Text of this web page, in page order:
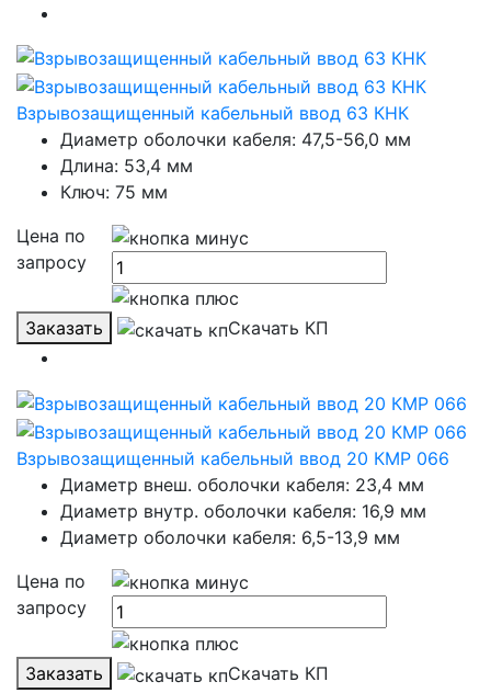
Взрывозащищенный кабельный ввод 63 КНК
Диаметр оболочки кабеля: 47,5-56,0 мм
Длина: 53,4 мм
Ключ: 75 мм
Цена по
запросу
Заказать Скачать КП
Взрывозащищенный кабельный ввод 20 КМР 066
Диаметр внеш. оболочки кабеля: 23,4 мм
Диаметр внутр. оболочки кабеля: 16,9 мм
Диаметр оболочки кабеля: 6,5-13,9 мм
Цена по
запросу
Заказать Скачать КП